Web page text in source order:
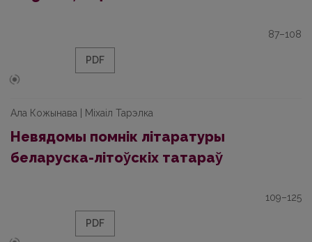
87–108
PDF
Ала Кожынава | Міхаіл Тарэлка
Невядомы помнік літаратуры
беларуска-літоy̆скіх татараy̆
109–125
PDF